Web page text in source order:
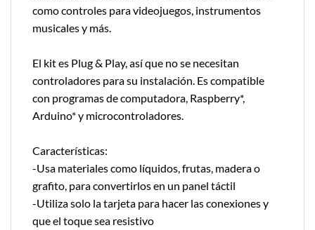
como controles para videojuegos, instrumentos
musicales y más.
El kit es Plug & Play, así que no se necesitan
controladores para su instalación. Es compatible
con programas de computadora, Raspberry*,
Arduino* y microcontroladores.
Características:
-Usa materiales como líquidos, frutas, madera o
grafito, para convertirlos en un panel táctil
-Utiliza solo la tarjeta para hacer las conexiones y
que el toque sea resistivo